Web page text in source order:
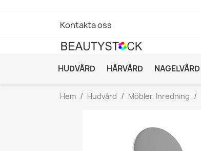
Kontakta oss
HUDVÅRD HÅRVÅRD NAGELVÅRD
Hem Hudvård Möbler, Inredning